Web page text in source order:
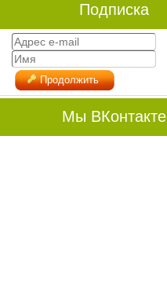
Подписка
Продолжить
Мы ВКонтакте